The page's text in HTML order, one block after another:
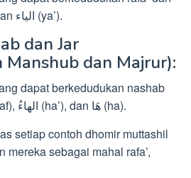
nashab adalah نا (na) dan الياء (ya’).
dan Jar
dan Majrur):
dapat berkedudukan nashab
dan jar adalah الكافُ (kaf), الهاءُ (ha’), dan هَا (ha).
setiap contoh dhomir muttashil
mereka sebagai mahal rafa’,